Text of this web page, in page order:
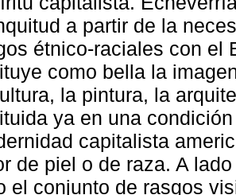
a partir de la
étnico-raciales con el
como bella la
la pintura, la
ya en una
capitalista
de piel o de raza. A
el conjunto de rasgos